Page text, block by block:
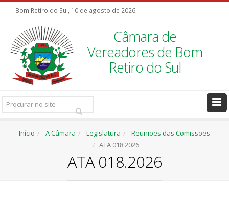
Bom Retiro do Sul, 10 de agosto de 2026
Câmara de
Vereadores de Bom
Retiro do Sul
Pesquisar
Ir
Início A Câmara Legislatura
Reuniões das Comissões
ATA 018.2026
ATA 018.2026